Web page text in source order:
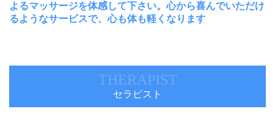
よるマッサージを体感して下さい。心から喜んでいただけ
るようなサービスで、心も体も軽くなります
THERAPIST
セラピスト